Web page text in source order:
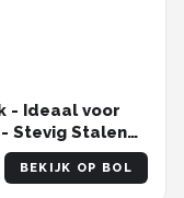
- Ideaal voor
Stevig Stalen
BEKIJK OP BOL